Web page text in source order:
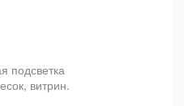
подсветка
витрин.